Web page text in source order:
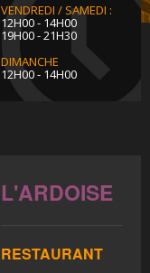
VENDREDI / SAMEDI :
12H00 - 14H00
19H00 - 21H30
DIMANCHE
12H00 - 14H00
L'ARDOISE
RESTAURANT